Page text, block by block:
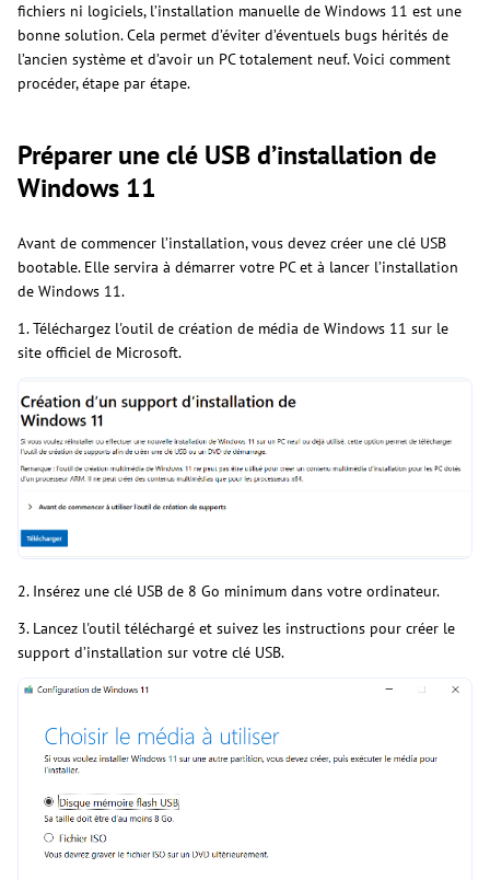
fichiers ni logiciels, l’installation manuelle de Windows 11 est une
bonne solution. Cela permet d’éviter d’éventuels bugs hérités de
l’ancien système et d’avoir un PC totalement neuf. Voici comment
procéder, étape par étape.
Préparer une clé USB d’installation de
Windows 11
Avant de commencer l’installation, vous devez créer une clé USB
bootable. Elle servira à démarrer votre PC et à lancer l’installation
de Windows 11.
1. Téléchargez l'outil de création de média de Windows 11 sur le
site officiel de Microsoft.
2. Insérez une clé USB de 8 Go minimum dans votre ordinateur.
3. Lancez l'outil téléchargé et suivez les instructions pour créer le
support d’installation sur votre clé USB.